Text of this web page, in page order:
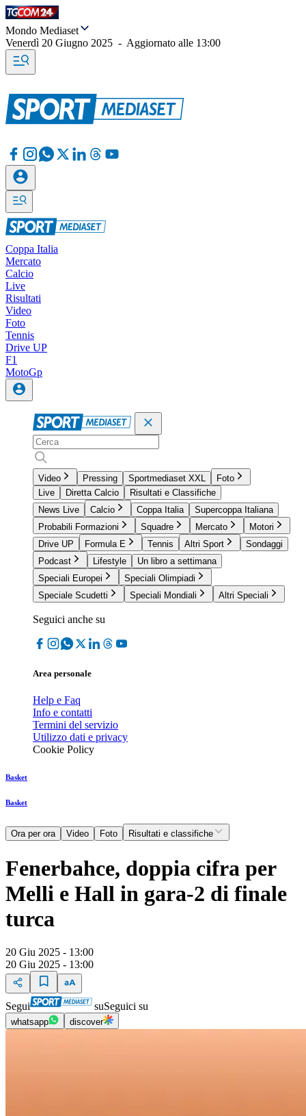
Mondo Mediaset
Venerdì 20 Giugno 2025 - Aggiornato alle 13:00
Coppa Italia
Mercato
Calcio
Live
Risultati
Video
Foto
Tennis
Drive UP
F1
MotoGp
Video Pressing Sportmediaset XXL
Foto
Live
Diretta Calcio
Risultati e Classifiche
News Live
Calcio Coppa Italia
Supercoppa Italiana
Probabili Formazioni
Squadre Mercato
Motori
Drive UP
Formula E Tennis Altri Sport
Sondaggi
Podcast
Lifestyle
Un libro a settimana
Speciali Europei
Speciali Olimpiadi
Speciale Scudetti
Speciali Mondiali Altri Speciali
Seguici anche su
Area personale
Help e Faq
Info e contatti
Termini del servizio
Utilizzo dati e privacy
Cookie Policy
Basket
Basket
Ora per ora Video Foto Risultati e classifiche
Fenerbahce, doppia cifra per
Melli e Hall in gara-2 di finale
turca
20 Giu 2025 - 13:00
20 Giu 2025 - 13:00
Segui suSeguici su
whatsapp discover